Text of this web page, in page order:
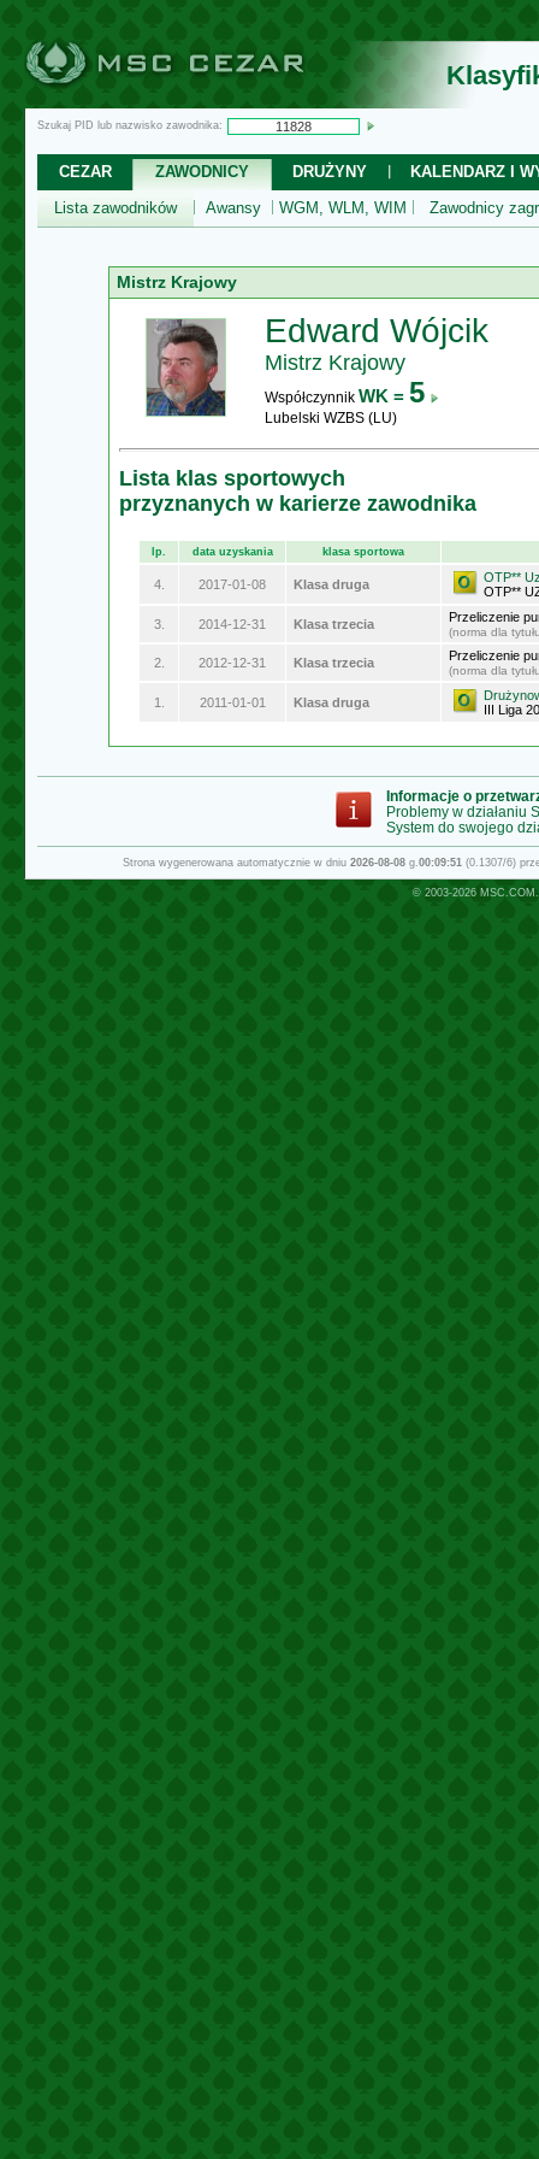
Szukaj PID lub nazwisko zawodnika:
CEZAR ZAWODNICY DRUŻYNY
KALENDARZ I
Lista zawodników
Awansy WGM, WLM, WIM Zawodnicy
Mistrz Krajowy
Edward Wójcik
Mistrz Krajowy
Współczynnik WK = 5
Lubelski WZBS (LU)
Lista klas sportowych
przyznanych w karierze zawodnika
lp. data uzyskania klasa sportowa
4. 2017-01-08 Klasa druga
OTP**
OTP**
3. 2014-12-31 Klasa trzecia Przeliczenie
(norma dla
2. 2012-12-31 Klasa trzecia Przeliczenie
(norma dla
1. 2011-01-01 Klasa druga
III Liga
Informacje o
Problemy w działaniu
System do swojego
Strona wygenerowana automatycznie w dniu 2026-08-08g.00:09:51(0.1307/6)
© 2003-2026